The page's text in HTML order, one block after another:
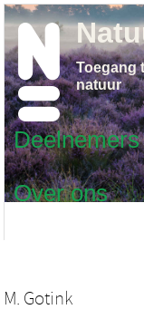
Deelnemers
Over ons
Toegang
natuur
M. Gotink